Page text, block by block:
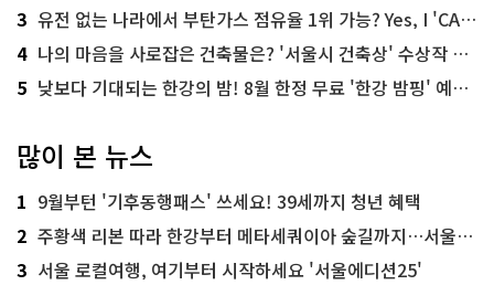
3 유전 없는 나라에서 부탄가스 점유율 1위 가능? Yes, I 'CAN'
4 나의 마음을 사로잡은 건축물은? '서울시 건축상' 수상작 공개!
5 낮보다 기대되는 한강의 밤! 8월 한정 무료 '한강 밤핑' 예약은?
많이 본 뉴스
1 9월부턴 '기후동행패스' 쓰세요! 39세까지 청년 혜택
2 주황색 리본 따라 한강부터 메타세쿼이아 숲길까지…서울둘레길 15코스
3 서울 로컬여행, 여기부터 시작하세요 '서울에디션25'